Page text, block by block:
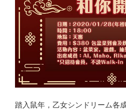
踏入鼠年，乙女シンドリーム各